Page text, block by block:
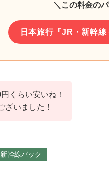
＼この料金の
日本旅行『JR・新幹線
くらい安いね！
ざいました！
幹線パック